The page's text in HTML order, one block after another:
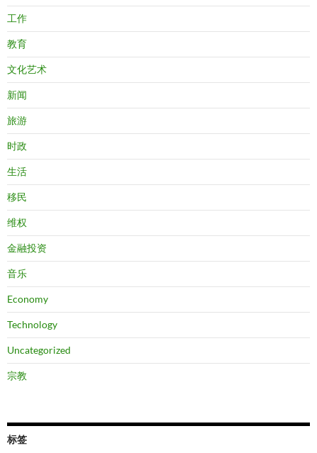
工作
教育
文化艺术
新闻
旅游
时政
生活
移民
维权
金融投资
音乐
Economy
Technology
Uncategorized
宗教
标签